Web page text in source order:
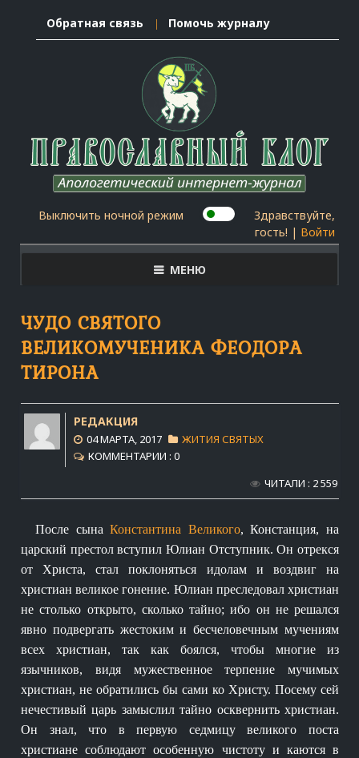
Обратная связь Помочь журналу
Выключить ночной режим
Здравствуйте,
гость! | Войти
МЕНЮ
ЧУДО СВЯТОГО
ВЕЛИКОМУЧЕНИКА ФЕОДОРА
ТИРОНА
РЕДАКЦИЯ
04 МАРТА, 2017
ЖИТИЯ СВЯТЫХ
КОММЕНТАРИИ : 0
ЧИТАЛИ : 2 559
После сынаКонстантина Великого, Констанция, на
царский престол вступил Юлиан Отступник. Он отрекся
от Христа, стал поклоняться идолам и воздвиг на
христиан великое гонение. Юлиан преследовал христиан
не столько открыто, сколько тайно; ибо он не решался
явно подвергать жестоким и бесчеловечным мучениям
всех христиан, так как боялся, чтобы многие из
язычников, видя мужественное терпение мучимых
христиан, не обратились бы сами ко Христу. Посему сей
нечестивый царь замыслил тайно осквернить христиан.
Он знал, что в первую седмицу великого поста
христиане соблюдают особенную чистоту и каются в